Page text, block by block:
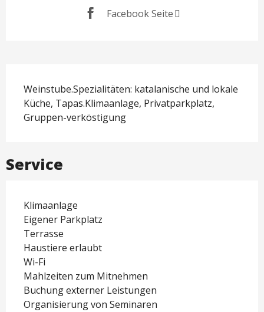
Facebook Seite
Weinstube.Spezialitäten: katalanische und lokale
Küche, Tapas.Klimaanlage, Privatparkplatz,
Gruppen-verköstigung
Service
Klimaanlage
Eigener Parkplatz
Terrasse
Haustiere erlaubt
Wi-Fi
Mahlzeiten zum Mitnehmen
Buchung externer Leistungen
Organisierung von Seminaren